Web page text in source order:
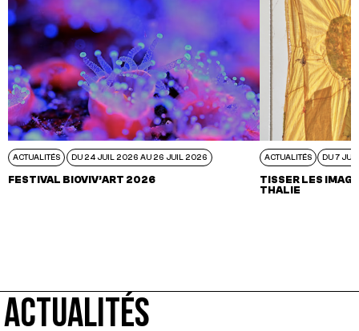
ACTUALITÉS DU 24 JUIL 2026 AU 26 JUIL 2026
FESTIVAL BIOVIV’ART 2026
ACTUALITÉS DU 7
TISSER LES
THALIE
ACTUALITÉS